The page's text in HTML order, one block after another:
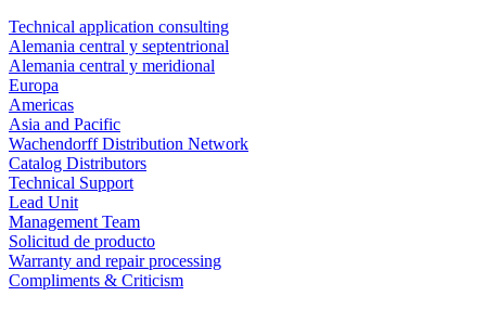
Technical application consulting
Alemania central y septentrional
Alemania central y meridional
Europa
Americas
Asia and Pacific
Wachendorff Distribution Network
Catalog Distributors
Technical Support
Lead Unit
Management Team
Solicitud de producto
Warranty and repair processing
Compliments & Criticism